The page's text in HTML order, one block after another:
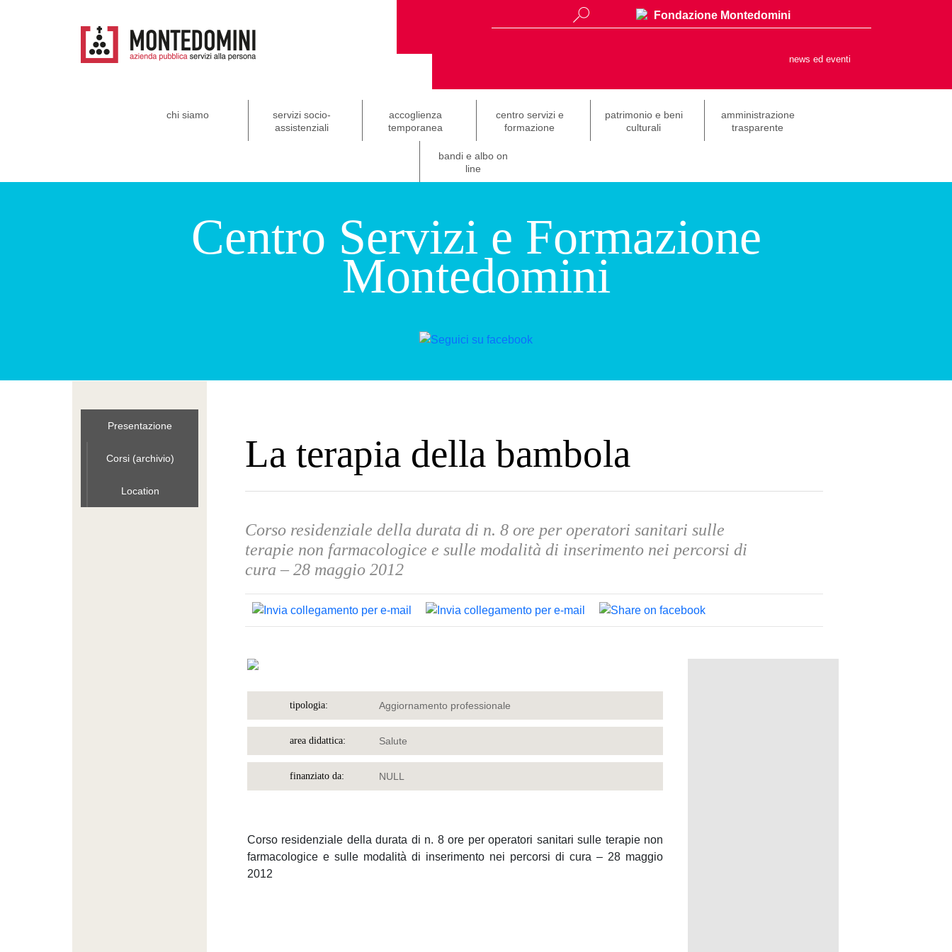
Fondazione Montedomini
news ed eventi
chi siamo
servizi socio-
assistenziali
accoglienza
temporanea
centro servizi e
formazione
patrimonio e beni
culturali
amministrazione
trasparente
bandi e albo on
line
Centro Servizi e Formazione
Montedomini
Presentazione
Corsi (archivio)
Location
La terapia della bambola
Corso residenziale della durata di n. 8 ore per operatori sanitari sulle
terapie non farmacologice e sulle modalità di inserimento nei percorsi di
cura – 28 maggio 2012
tipologia: Aggiornamento professionale
area didattica: Salute
finanziato da: NULL
Corso residenziale della durata di n. 8 ore per operatori sanitari sulle terapie non
farmacologice e sulle modalità di inserimento nei percorsi di cura – 28 maggio
2012